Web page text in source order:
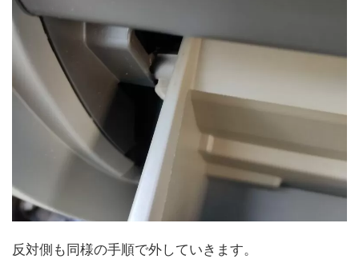
反対側も同様の手順で外していきます。